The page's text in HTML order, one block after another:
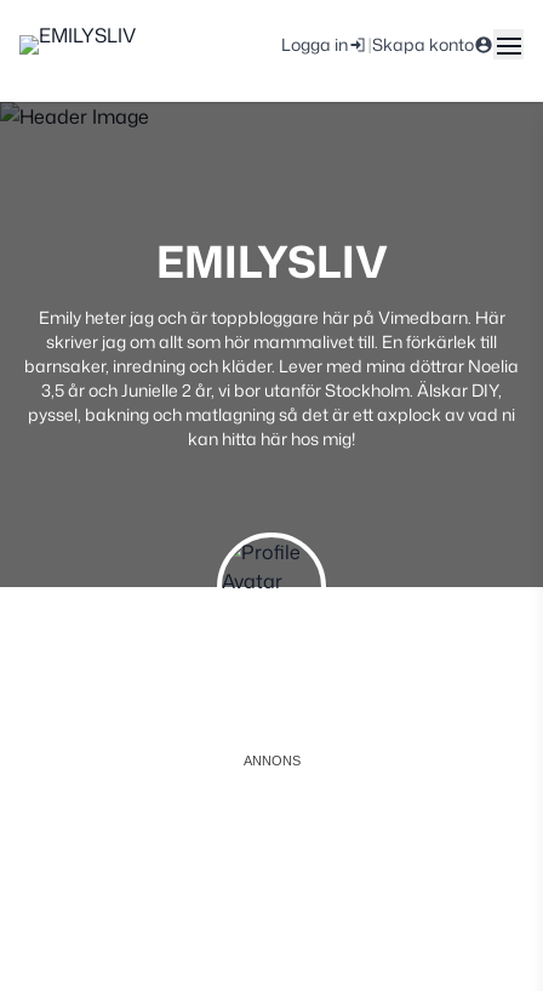
Logga in |Skapa konto
EMILYSLIV
Emily heter jag och är toppbloggare här på Vimedbarn. Här
skriver jag om allt som hör mammalivet till. En förkärlek till
barnsaker, inredning och kläder. Lever med mina döttrar Noelia
3,5 år och Junielle 2 år, vi bor utanför Stockholm. Älskar DIY,
pyssel, bakning och matlagning så det är ett axplock av vad ni
kan hitta här hos mig!